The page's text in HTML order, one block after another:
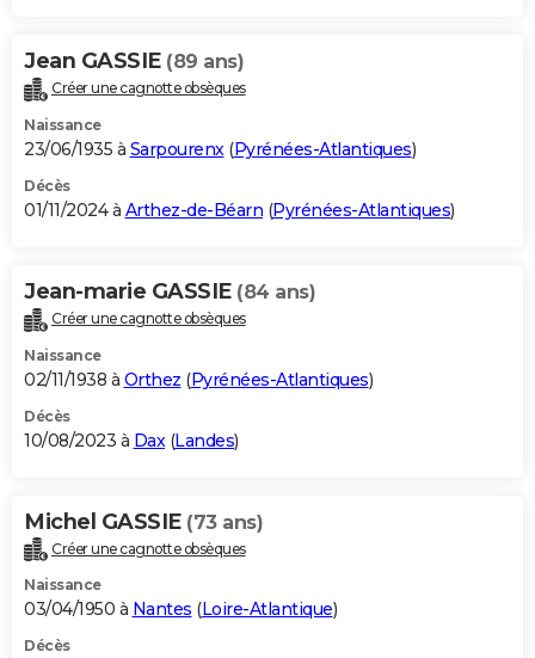
Bricolage
Lifestyle
Culture
Sport
Auto
Television
Voyage
Cinema
Jean GASSIE (89 ans)
Créer une cagnotte obsèques
Naissance
23/06/1935 à Sarpourenx(Pyrénées-Atlantiques)
Décès
01/11/2024 à Arthez-de-Béarn (Pyrénées-Atlantiques)
Jean-marie GASSIE (84 ans)
Créer une cagnotte obsèques
Naissance
02/11/1938 à Orthez (Pyrénées-Atlantiques)
Décès
10/08/2023 à Dax (Landes)
Michel GASSIE (73 ans)
Créer une cagnotte obsèques
Naissance
03/04/1950 à Nantes (Loire-Atlantique)
Décès